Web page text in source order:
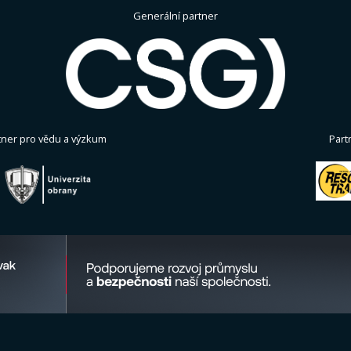
Generální partner
pro vědu a výzkum